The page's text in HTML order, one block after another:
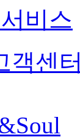
비스
객센터